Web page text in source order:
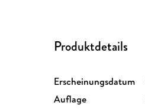
Produktdetails
Erscheinungsdatum
Auflage